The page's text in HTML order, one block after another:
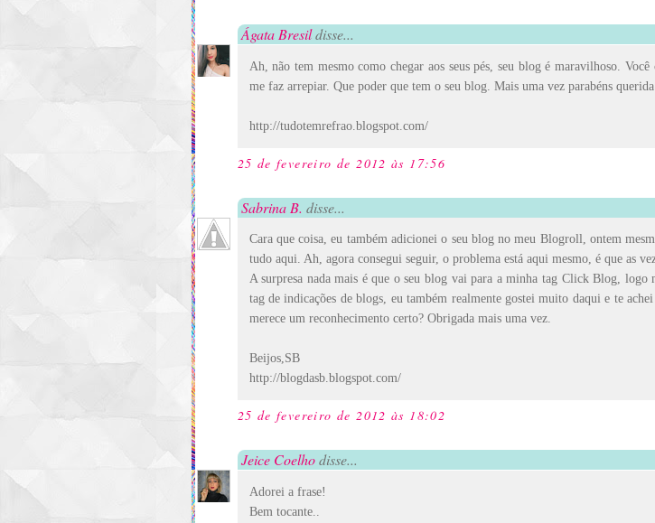
Ágata Bresildisse...
Ah, não tem mesmo como chegar aos seus pés, seu blog é maravilhoso.
me faz arrepiar. Que poder que tem o seu blog. Mais uma vez parabéns
http://tudotemrefrao.blogspot.com/
25 de fevereiro de 2012 às 17:56
Sabrina B. disse...
Cara que coisa, eu também adicionei o seu blog no meu Blogroll, ontem
tudo aqui. Ah, agora consegui seguir, o problema está aqui mesmo, é que as
A surpresa nada mais é que o seu blog vai para a minha tag Click Blog, logo
tag de indicações de blogs, eu também realmente gostei muito daqui e te
merece um reconhecimento certo? Obrigada mais uma vez.
Beijos,SB
http://blogdasb.blogspot.com/
25 de fevereiro de 2012 às 18:02
Jeice Coelhodisse...
Adorei a frase!
Bem tocante..